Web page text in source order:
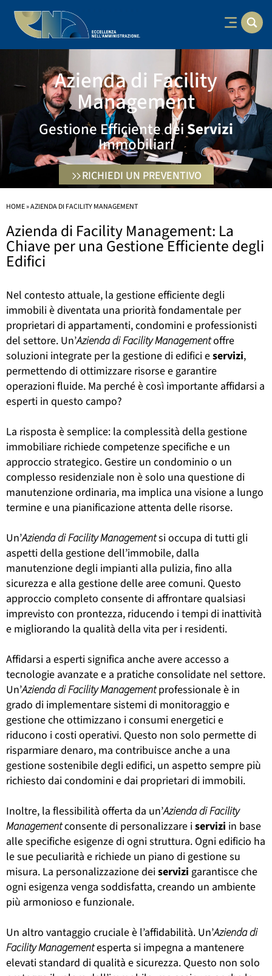
Azienda di Facility
Management
Gestione Efficiente deiServizi
Immobiliari
RICHIEDI UN PREVENTIVO
HOME»AZIENDA DI FACILITY MANAGEMENT
Azienda di Facility Management: La
Chiave per una Gestione Efficiente degli
Edifici
Nel contesto attuale, la gestione efficiente degli
immobili è diventata una priorità fondamentale per
proprietari di appartamenti, condomini e professionisti
del settore. Un’Azienda di Facility Managementoffre
soluzioni integrate per la gestione di edifici eservizi,
permettendo di ottimizzare risorse e garantire
operazioni fluide. Ma perché è così importante affidarsi a
esperti in questo campo?
La risposta è semplice: la complessità della gestione
immobiliare richiede competenze specifiche e un
approccio strategico. Gestire un condominio o un
complesso residenziale non è solo una questione di
manutenzione ordinaria, ma implica una visione a lungo
termine e una pianificazione attenta delle risorse.
Un’Azienda di Facility Managementsi occupa di tutti gli
aspetti della gestione dell’immobile, dalla
manutenzione degli impianti alla pulizia, fino alla
sicurezza e alla gestione delle aree comuni. Questo
approccio completo consente di affrontare qualsiasi
imprevisto con prontezza, riducendo i tempi di inattività
e migliorando la qualità della vita per i residenti.
Affidarsi a esperti significa anche avere accesso a
tecnologie avanzate e a pratiche consolidate nel settore.
Un’Azienda di Facility Managementprofessionale è in
grado di implementare sistemi di monitoraggio e
gestione che ottimizzano i consumi energetici e
riducono i costi operativi. Questo non solo permette di
risparmiare denaro, ma contribuisce anche a una
gestione sostenibile degli edifici, un aspetto sempre più
richiesto dai condomini e dai proprietari di immobili.
Inoltre, la flessibilità offerta da un’Azienda di Facility
Managementconsente di personalizzare iservizi in base
alle specifiche esigenze di ogni struttura. Ogni edificio ha
le sue peculiarità e richiede un piano di gestione su
misura. La personalizzazione deiservizi garantisce che
ogni esigenza venga soddisfatta, creando un ambiente
più armonioso e funzionale.
Un altro vantaggio cruciale è l’affidabilità. Un’Azienda di
Facility Managementesperta si impegna a mantenere
elevati standard di qualità e sicurezza. Questo non solo